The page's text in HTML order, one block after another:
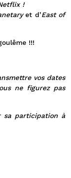
!
et d’East of
!!!
vos dates
ne figurez pas
participation à